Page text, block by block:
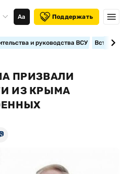
Аа Поддержать
и руководства ВСУ
ПРИЗВАЛИ
ИЗ КРЫМА